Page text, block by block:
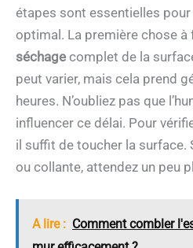
étapes sont essentielles
optimal. La première chose à
séchage complet de la
peut varier, mais cela prend
heures. N’oubliez pas que
influencer ce délai. Pour
il suffit de toucher la surface.
ou collante, attendez un peu
A lire : Comment combler